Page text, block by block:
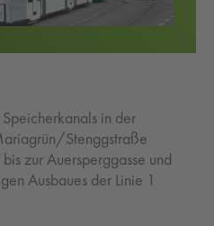
in der
Stenggstraße
zur Auersperggasse und
Ausbaues der Linie 1